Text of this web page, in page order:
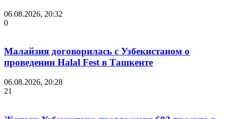
06.08.2026, 20:32
0
Малайзия договорилась с Узбекистаном о
проведении Halal Fest в Ташкенте
06.08.2026, 20:28
21